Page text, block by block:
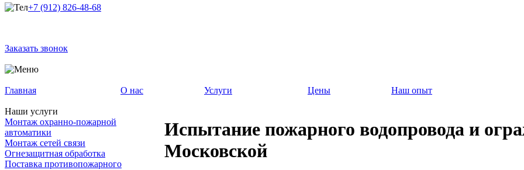
+7 (912) 826-48-68
Заказать звонок
Главная О нас Услуги Цены Наш опыт
Наши услуги
Монтаж охранно-пожарной
автоматики
Монтаж сетей связи
Огнезащитная обработка
Поставка противопожарного
Испытание пожарного водопровода и
Московской